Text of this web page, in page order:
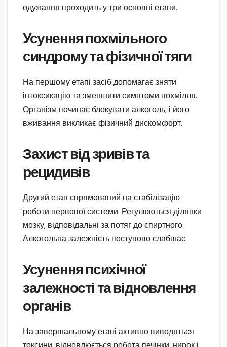
одужання проходить у три основні етапи.
Усунення похмільного
синдрому та фізичної тяги
На першому етапі засіб допомагає зняти
інтоксикацію та зменшити симптоми похмілля.
Організм починає блокувати алкоголь, і його
вживання викликає фізичний дискомфорт.
Захист від зривів та
рецидивів
Другий етап спрямований на стабілізацію
роботи нервової системи. Регулюються ділянки
мозку, відповідальні за потяг до спиртного.
Алкогольна залежність поступово слабшає.
Усунення психічної
залежності та відновлення
органів
На завершальному етапі активно виводяться